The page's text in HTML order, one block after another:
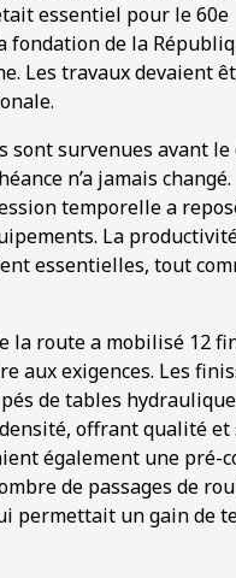
essentiel pour le 60e
fondation de la
Les travaux devaient
sont survenues avant le
n’a jamais changé.
temporelle a
La
essentielles, tout
la route a mobilisé 12
aux exigences. Les
de tables
offrant qualité
également une pré-
de passages de
permettait un gain de